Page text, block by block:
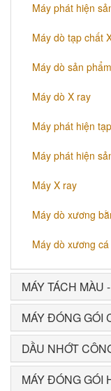
Máy phát hiện
Máy dò tạp chất
Máy dò sản
Máy dò X ray
Máy phát hiện
Máy phát hiện
Máy X ray
Máy dò xương
Máy dò xương
MÁY TÁCH MÀU
MÁY ĐÓNG GÓI
DẦU NHỚT
MÁY ĐÓNG GÓI